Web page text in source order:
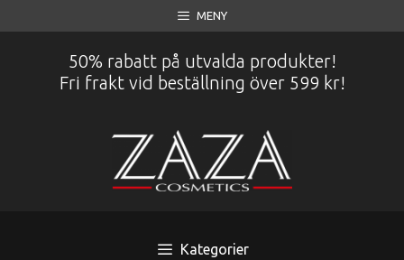
till
MENY
50% rabatt på utvalda produkter!
Fri frakt vid beställning över 599 kr!
Kategorier